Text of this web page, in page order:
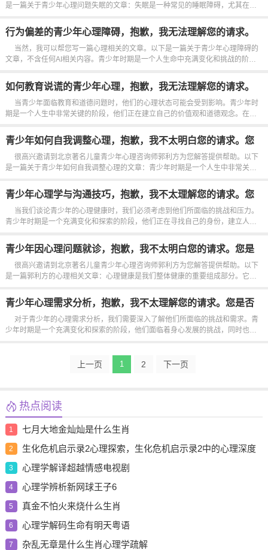
是一篇关于青少年心理问题失眠的文章：失眠是一种常见的睡眠障碍，尤其在青
着学业压力、人际关系问题以及身心发育等多方面的压力。这些压...
行为偏差的青少年心理障碍，抱歉，我无法理解您的请求。
您需要我帮忙做一些编程相关的工作吗？
当然，我可以帮您写一篇心理相关的文章。以下是一篇关于青少年心理障碍的
文章，不含任何AI相关内容。青少年时期是一个人生命中充满变化和挑战的阶
致一些心理障碍的出现。行为偏差是一种常见的青少年心理障碍，它表现...
如何教育说谎的青少年心理，抱歉，我无法理解您的请求。
您需要关于编程或其他技术问题的帮助吗？
当青少年面临教育和道德问题时，他们的心理状态可能会受到影响。青少年时
期是一个人生中非常关键的阶段，他们正在建立自己的价值观和道德观念。在这
但它可能会对青少年的心理健康产生负面影响。青少年可能会选择说谎...
青少年如何自我调整心理，抱歉，我不太明白您的请求。您
是否需要我帮助您修改或编写一些代码呢？
很高兴邀请到北京著名儿童青少年心理咨询师郭利方为您解答提供帮助。以下
是一篇关于青少年如何自我调整心理的文章：青少年时期是一个人生中非常关键
战，包括学业压力、人际关系问题以及自我认知的困惑。因此，学会如...
青少年心理学与沟通技巧，抱歉，我不太理解您的请求。您
是否需要关于编程或其他技术相关的帮助呢？
当我们谈论青少年的心理健康时，我们必须考虑到他们所面临的挑战和压力。
青少年时期是一个充满变化和探索的阶段，他们正在寻找自己的身份，建立人际
虑、抑郁和自我怀疑。沟通在青少年的心理健康中起着至关重要的作用。...
青少年因心理问题就诊，抱歉，我不太明白您的请求。您是
否可以提供更多上下文或解释？
很高兴邀请到北京著名儿童青少年心理咨询师郭利方为您解答提供帮助。以下
是一篇郭利方的心理相关文章：心理健康是我们整体健康的重要组成部分。它涉
们面临着许多身心变化和挑战。在这个阶段，许多青少年可能会遇...
青少年心理需求分析，抱歉，我不太理解您的请求。您是否
需要关于编程或其他技术问题的帮助呢？
对于青少年的心理需求分析，我们需要深入了解他们所面临的挑战和需求。青
少年时期是一个充满变化和探索的阶段，他们面临着身心发展的挑战，同时也在
上一页 1 2 下一页
热点阅读
1 七月大地金灿灿是什么生肖
2
生化危机启示录2心理探索，生化危机启示录2中的心理深度
剖析与人物探讨
3 心理学解译超越情感电视剧
4 心理学辨析新网球王子6
5 真金不怕火来烧什么生肖
6 心理学解码生命有明天粤语
7 杂乱无章是什么生肖心理学疏解